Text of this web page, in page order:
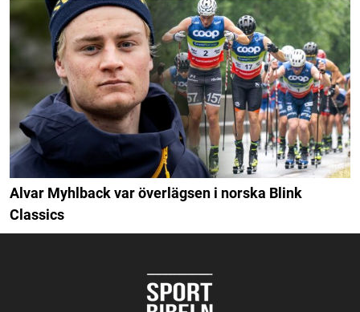
Alvar Myhlback var överlägsen i norska Blink
Classics